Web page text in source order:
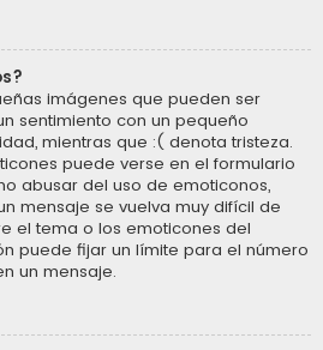
imágenes que pueden ser
sentimiento con un pequeño
mientras que :( denota tristeza.
puede verse en el formulario
abusar del uso de emoticonos,
mensaje se vuelva muy difícil de
el tema o los emoticones del
puede fijar un límite para el número
un mensaje.